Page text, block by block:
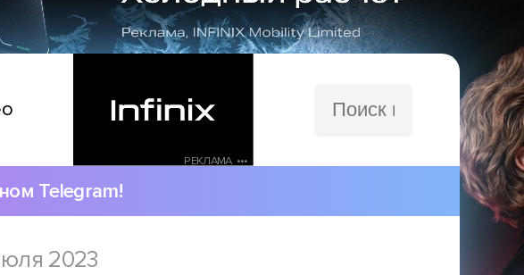
РЕКЛАМА •••
сайту
Telegram!
2023